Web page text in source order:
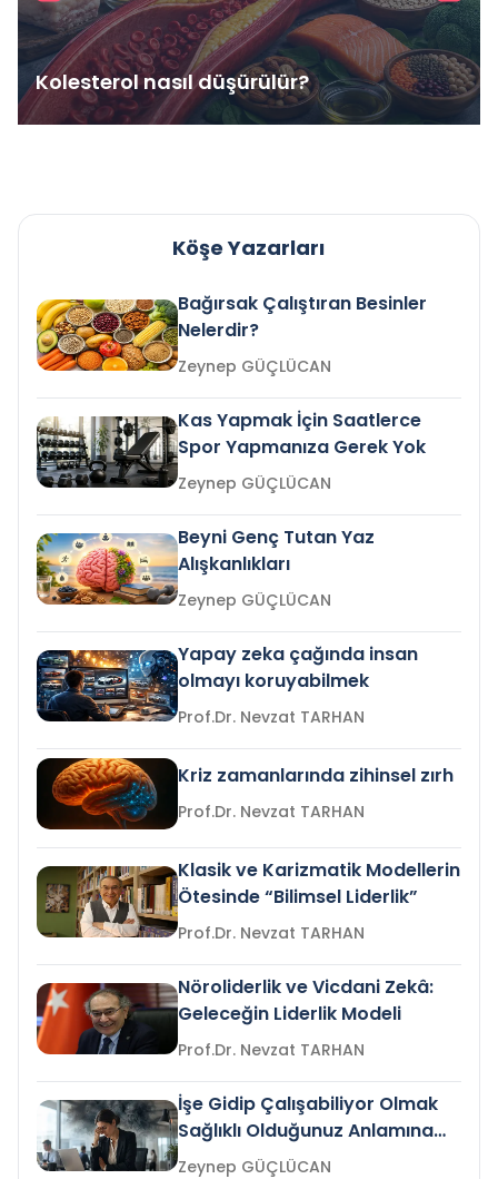
Kolesterol nasıl düşürülür?
Köşe Yazarları
Bağırsak Çalıştıran Besinler
Nelerdir?
Zeynep GÜÇLÜCAN
Kas Yapmak İçin Saatlerce
Spor Yapmanıza Gerek Yok
Zeynep GÜÇLÜCAN
Beyni Genç Tutan Yaz
Alışkanlıkları
Zeynep GÜÇLÜCAN
Yapay zeka çağında insan
olmayı koruyabilmek
Prof.Dr. Nevzat TARHAN
Kriz zamanlarında zihinsel zırh
Prof.Dr. Nevzat TARHAN
Klasik ve Karizmatik Modellerin
Ötesinde “Bilimsel Liderlik”
Prof.Dr. Nevzat TARHAN
Nöroliderlik ve Vicdani Zekâ:
Geleceğin Liderlik Modeli
Prof.Dr. Nevzat TARHAN
İşe Gidip Çalışabiliyor Olmak
Sağlıklı Olduğunuz Anlamına
Gelir mi?Zeynep GÜÇLÜCAN